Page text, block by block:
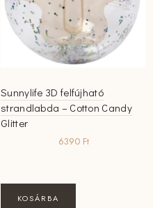
Sunnylife 3D felfújható
strandlabda – Cotton Candy
Glitter
6390 Ft
KOSÁRBA